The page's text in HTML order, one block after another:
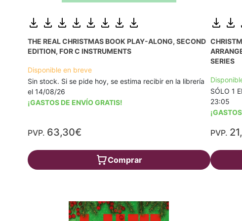
THE REAL CHRISTMAS BOOK PLAY-ALONG, SECOND
EDITION, FOR C INSTRUMENTS
Disponible en breve
Sin stock. Si se pide hoy, se estima recibir en la librería
el 14/08/26
¡GASTOS DE ENVÍO GRATIS!
PVP. 63,30€
Comprar
SERIES
SÓLO 1
23:05
PVP.